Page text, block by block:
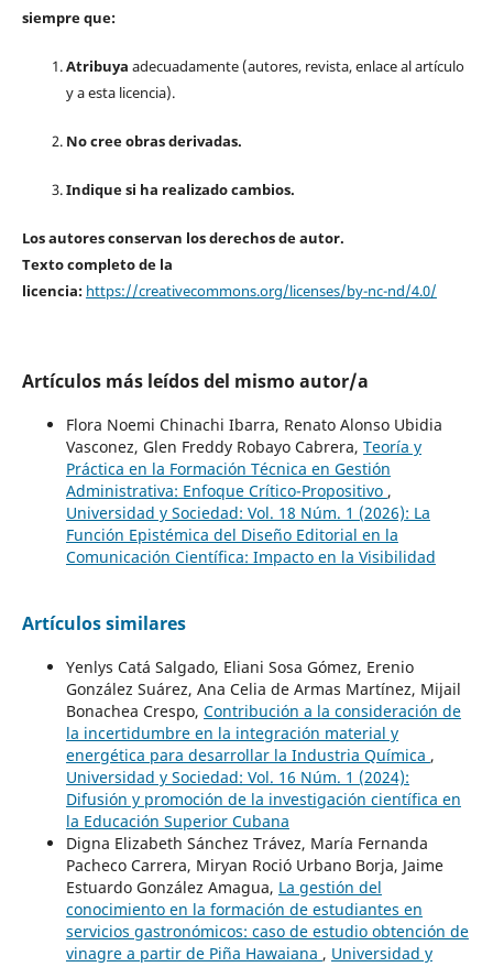
siempre que:
Atribuya adecuadamente (autores, revista, enlace al artículo
y a esta licencia).
No cree obras derivadas.
Indique si ha realizado cambios.
Los autores conservan los derechos de autor.
Texto completo de la
licencia: https://creativecommons.org/licenses/by-nc-nd/4.0/
Artículos más leídos del mismo autor/a
Flora Noemi Chinachi Ibarra, Renato Alonso Ubidia
Vasconez, Glen Freddy Robayo Cabrera, Teoría y
Práctica en la Formación Técnica en Gestión
Administrativa: Enfoque Crítico-Propositivo ,
Universidad y Sociedad: Vol. 18 Núm. 1 (2026): La
Función Epistémica del Diseño Editorial en la
Comunicación Científica: Impacto en la Visibilidad
Artículos similares
Yenlys Catá Salgado, Eliani Sosa Gómez, Erenio
González Suárez, Ana Celia de Armas Martínez, Mijail
Bonachea Crespo, Contribución a la consideración de
la incertidumbre en la integración material y
energética para desarrollar la Industria Química ,
Universidad y Sociedad: Vol. 16 Núm. 1 (2024):
Difusión y promoción de la investigación científica en
la Educación Superior Cubana
Digna Elizabeth Sánchez Trávez, María Fernanda
Pacheco Carrera, Miryan Roció Urbano Borja, Jaime
Estuardo González Amagua, La gestión del
conocimiento en la formación de estudiantes en
servicios gastronómicos: caso de estudio obtención de
vinagre a partir de Piña Hawaiana , Universidad y